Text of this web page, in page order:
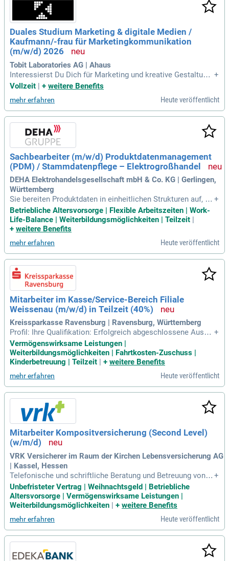
Duales Studium Marketing & digitale Medien /
Kaufmann/-frau für Marketingkommunikation
(m/w/d) 2026
Tobit Laboratories AG | Ahaus
Interessierst Du Dich für Marketing und kreative Gestaltun
g? Dann entdecke unser duales Studium! Hier lernst Du prax
h zwei Abschlüsse: den IHK-Abschluss zum Marketingkom
munikationskaufmann/-frau in nur zwei Jahren und den Bac
helor of Arts nach 3,5 Jahren. Das Studium findet digital in K
ooperation mit der FOM statt, ideal für technikbegeisterte M
enschen. Lass Deiner Kreativität freien Lauf und setze auf in
novative Technologien wie KI und IoT. Bewirb Dich jetzt unk
ompliziert über unseren Chat und starte Deine Karriere im M
arketing!
+
Vollzeit | + weitere Benefits
mehr erfahren Heute veröffentlicht
Sachbearbeiter (m/w/d) Produktdatenmanagement
(PDM) / Stammdatenpflege – Elektrogroßhandel
DEHA Elektrohandelsgesellschaft mbH & Co. KG | Gerlingen,
Württemberg
Sie bereiten Produktdaten in einheitlichen Strukturen auf, fü
hren Plausibilitätsprüfungen durch und recherchieren bei Be
darf fehlende Artikelstamm-, Katalog-, Konditions-, Bild- und
Mediendaten.
+
Betriebliche Altersvorsorge | Flexible Arbeitszeiten | Work-
Life-Balance | Weiterbildungsmöglichkeiten | Teilzeit |
+ weitere Benefits
mehr erfahren Heute veröffentlicht
Mitarbeiter im Kasse/Service-Bereich Filiale
Weissenau (m/w/d) in Teilzeit (40%)
Kreissparkasse Ravensburg | Ravensburg, Württemberg
Profil: Ihre Qualifikation: Erfolgreich abgeschlossene Ausbil
dung zum Bankkaufmann/-frau; Ihre Erfahrung / Ihr Know-ho
w: Idealerweise Kenntnisse in allen im Kassen- und Serviceb
ereich relevanten Produktbereichen, sicherer Umgang mit di
+
Vermögenswirksame Leistungen |
Weiterbildungsmöglichkeiten | Fahrtkosten-Zuschuss |
Kinderbetreuung | Teilzeit
+ weitere Benefits
mehr erfahren Heute veröffentlicht
Mitarbeiter Kompositversicherung (Second Level)
(w/m/d)
VRK Versicherer im Raum der Kirchen Lebensversicherung AG
| Kassel, Hessen
Telefonische und schriftliche Beratung und Betreuung von V
ersicherungsinteressenten, Kunden- und Außendienst; Erstel
lung von Angeboten; Inkassoprüfungen und Bearbeitung des
Mahnverfahrens; Bearbeitung von Vorstands-, Aufsichtsrats
-, BaFin-, Ombudsmann-, Medien
+
Unbefristeter Vertrag | Weihnachtsgeld | Betriebliche
Altersvorsorge | Vermögenswirksame Leistungen |
Weiterbildungsmöglichkeiten | + weitere Benefits
mehr erfahren Heute veröffentlicht